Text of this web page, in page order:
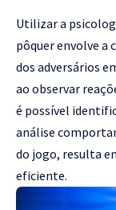
Utilizar a
pôquer envolve a
dos adversários
ao observar
é possível
análise
do jogo, resulta
eficiente.